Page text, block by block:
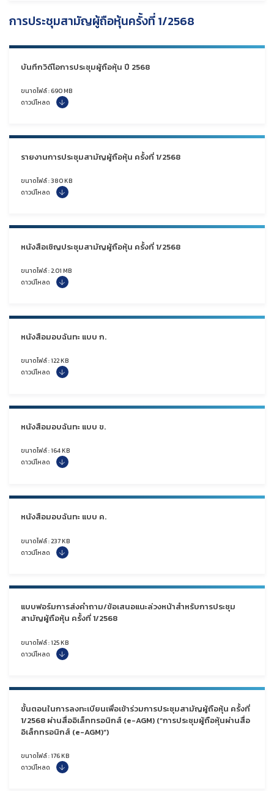
การประชุมสามัญผู้ถือหุ้นครั้งที่ 1/2568
บันทึกวิดีโอการประชุมผู้ถือหุ้น ปี 2568
ขนาดไฟล์ : 690 MB
ดาวน์โหลด
รายงานการประชุมสามัญผู้ถือหุ้น ครั้งที่ 1/2568
ขนาดไฟล์ : 380 KB
ดาวน์โหลด
หนังสือเชิญประชุมสามัญผู้ถือหุ้น ครั้งที่ 1/2568
ขนาดไฟล์ : 2.01 MB
ดาวน์โหลด
หนังสือมอบฉันทะ แบบ ก.
ขนาดไฟล์ : 122 KB
ดาวน์โหลด
หนังสือมอบฉันทะ แบบ ข.
ขนาดไฟล์ : 164 KB
ดาวน์โหลด
หนังสือมอบฉันทะ แบบ ค.
ขนาดไฟล์ : 237 KB
ดาวน์โหลด
แบบฟอร์มการส่งคำถาม/ข้อเสนอแนะล่วงหน้าสำหรับการประชุม
สามัญผู้ถือหุ้น ครั้งที่ 1/2568
ขนาดไฟล์ : 125 KB
ดาวน์โหลด
ขั้นตอนในการลงทะเบียนเพื่อเข้าร่วมการประชุมสามัญผู้ถือหุ้น ครั้งที่
1/2568 ผ่านสื่ออิเล็กทรอนิกส์ (e-AGM) (“การประชุมผู้ถือหุ้นผ่านสื่อ
อิเล็กทรอนิกส์ (e-AGM)”)
ขนาดไฟล์ : 176 KB
ดาวน์โหลด